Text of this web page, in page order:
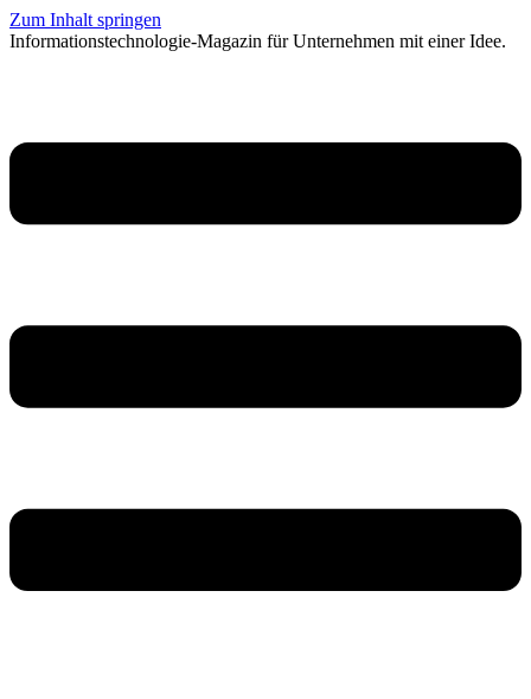
Zum Inhalt springen
Informationstechnologie-Magazin für Unternehmen mit einer Idee.